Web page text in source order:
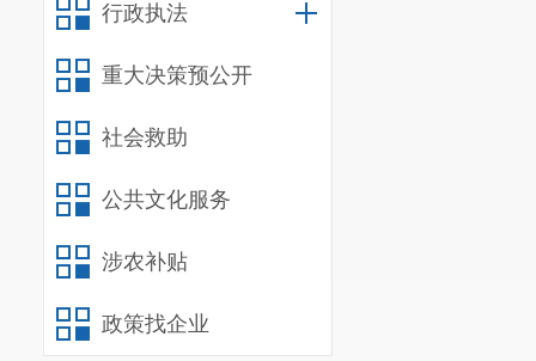
行政执法
重大决策预公开
社会救助
公共文化服务
涉农补贴
政策找企业